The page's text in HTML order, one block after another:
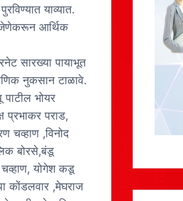
याव्यात.
जेणेकरून आर्थिक
सारख्या पायाभूत
नुकसान टाळावे.
पाटील भोयर
प्रभाकर पराड,
चव्हाण ,विनोद
बोरसे,बंडू
योगेश कडू
कोंडलवार ,मेघराज